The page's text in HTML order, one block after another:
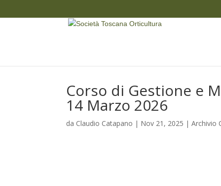
Corso di Gestione e
14 Marzo 2026
da Claudio Catapano | Nov 21, 2025 |Archivio